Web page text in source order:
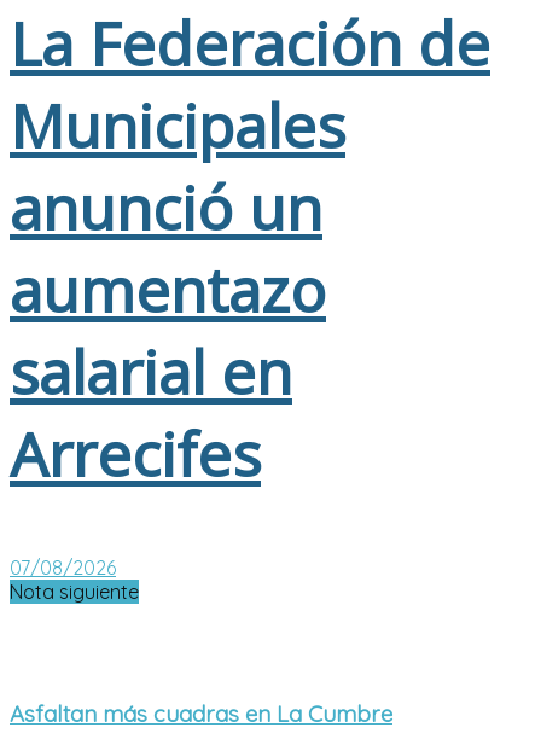
La Federación de
Municipales
anunció un
aumentazo
salarial en
Arrecifes
07/08/2026
Nota siguiente
Asfaltan más cuadras en La Cumbre